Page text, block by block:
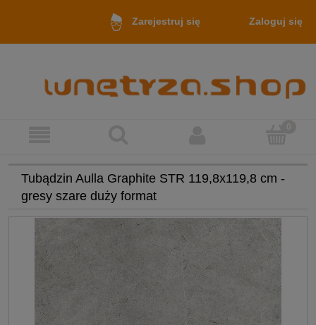
Zarejestruj się Zaloguj się
Tubądzin Aulla Graphite STR 119,8x119,8 cm -
gresy szare duży format